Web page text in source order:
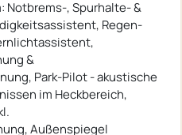
Notbrems-, Spurhalte- &
Regen-
&
Park-Pilot - akustische
im Heckbereich,
Außenspiegel